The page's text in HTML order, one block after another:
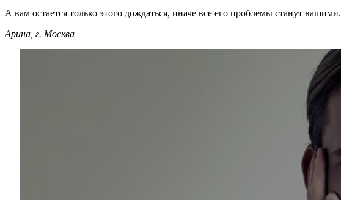
А вам остается только этого дождаться, иначе все его проблемы станут вашими.
Арина, г. Москва